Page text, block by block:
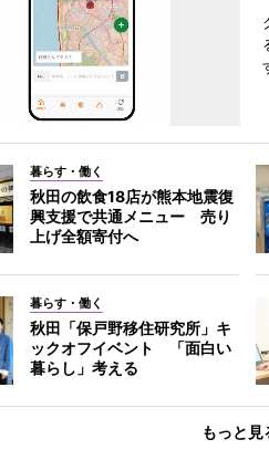
暮らす・働く
秋田の飲食18店が熊本地震復
興支援で共通メニュー 売り
上げ全額寄付へ
暮らす・働く
秋田「保戸野移住研究所」キ
ックオフイベント 「面白い
暮らし」考える
もっと見